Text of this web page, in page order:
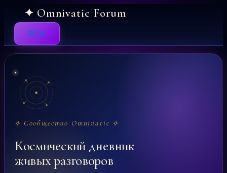
content
⟡ Сообщество Omnivatic ⟡
Космический дневник
живых разговоров